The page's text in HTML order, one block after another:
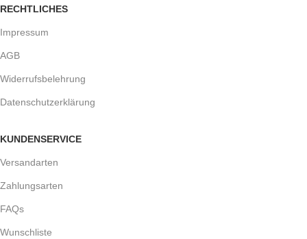
RECHTLICHES
Impressum
AGB
Widerrufsbelehrung
Datenschutzerklärung
KUNDENSERVICE
Versandarten
Zahlungsarten
FAQs
Wunschliste